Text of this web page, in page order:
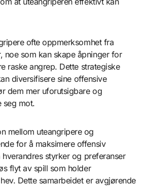
ofte oppmerksomhet fra
noe som kan skape åpninger for
raske angrep. Dette strategiske
diversifisere sine offensive
dem mer uforutsigbare og
seg mot.
mellom uteangripere og
for å maksimere offensiv
styrker og preferanser
flyt av spill som holder
Dette samarbeidet er avgjørende